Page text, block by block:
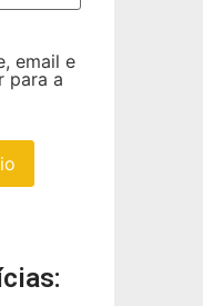
email e
para a